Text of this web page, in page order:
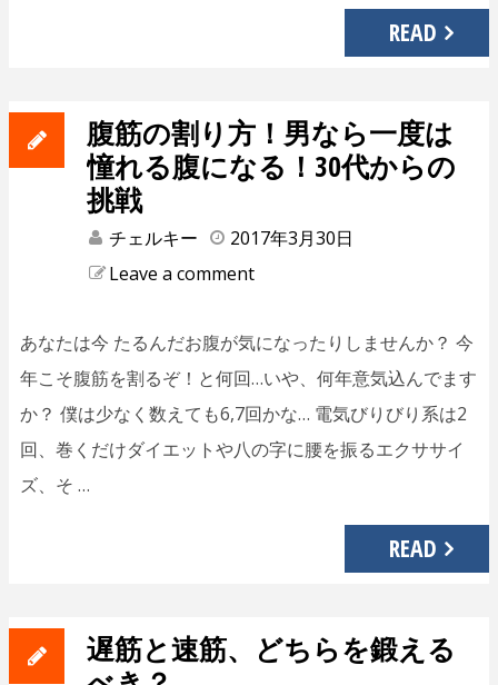
READ
腹筋の割り方！男なら一度は
憧れる腹になる！30代からの
挑戦
チェルキー
2017年3月30日
Leave a comment
あなたは今 たるんだお腹が気になったりしませんか？ 今
年こそ腹筋を割るぞ！と何回…いや、何年意気込んでます
か？ 僕は少なく数えても6,7回かな… 電気びりびり系は2
回、巻くだけダイエットや八の字に腰を振るエクササイ
ズ、そ …
READ
遅筋と速筋、どちらを鍛える